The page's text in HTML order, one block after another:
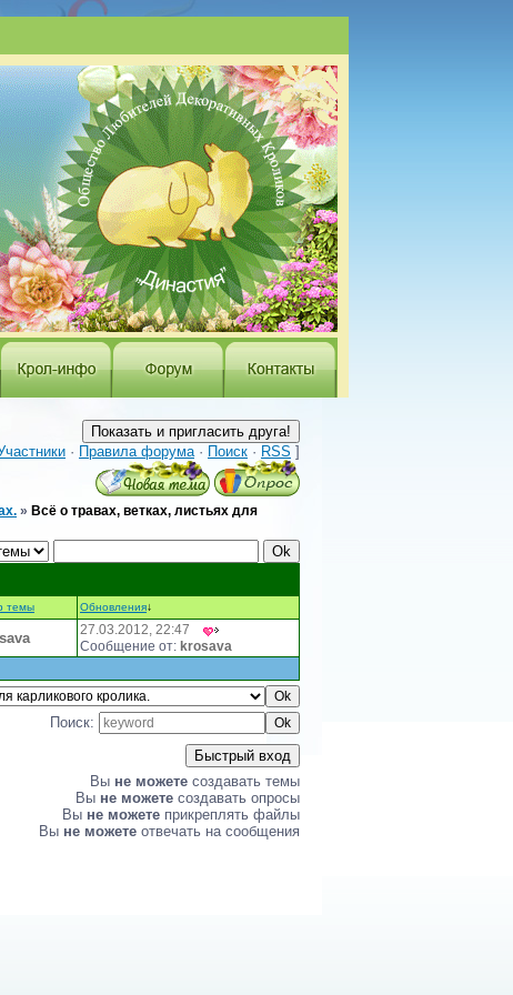
· Правила форума· Поиск · RSS ]
» Всё о травах, ветках, листьях для
темы Обновления↓
27.03.2012, 22:47
Сообщение от: krosava
Поиск:
Вы не можете создавать темы
Вы не можете создавать опросы
Вы не можете прикреплять файлы
Вы не можете отвечать на сообщения